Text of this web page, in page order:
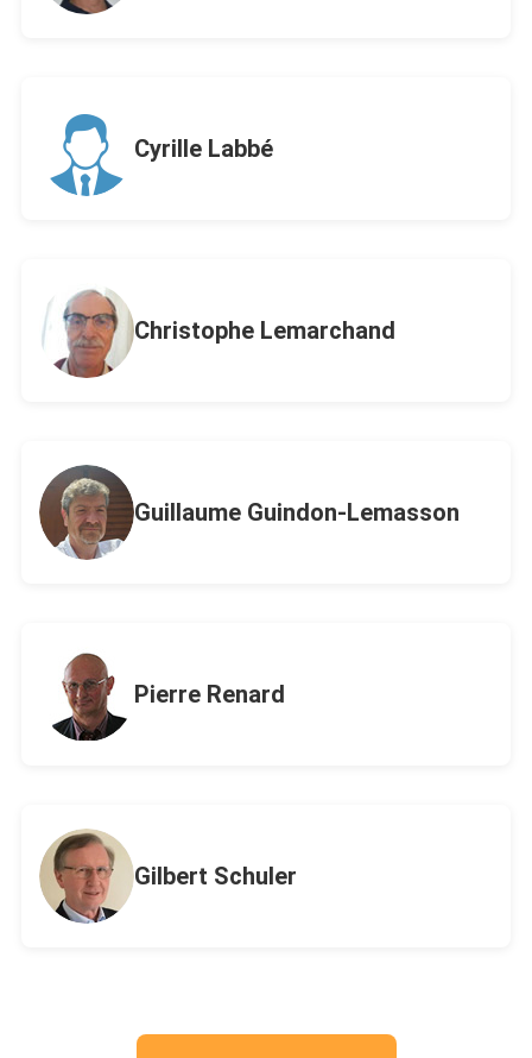
Cyrille Labbé
Christophe Lemarchand
Guillaume Guindon-Lemasson
Pierre Renard
Gilbert Schuler